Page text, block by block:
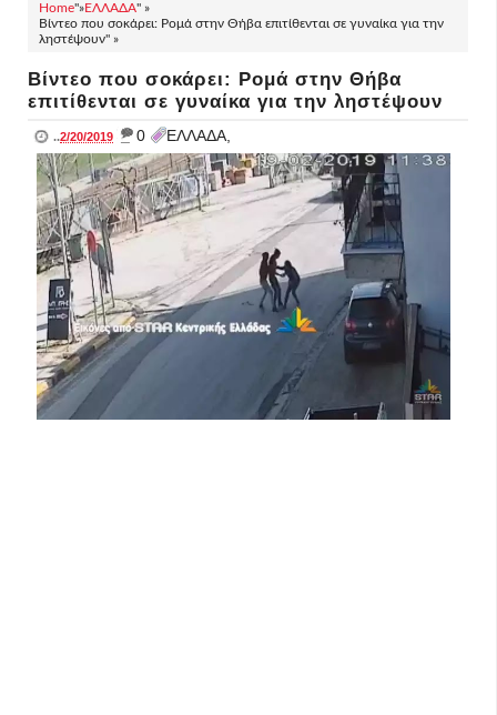
Home"»ΕΛΛΑΔΑ" »
Βίντεο που σοκάρει: Ρομά στην Θήβα επιτίθενται σε γυναίκα για την
ληστέψουν" »
Βίντεο που σοκάρει: Ρομά στην Θήβα
επιτίθενται σε γυναίκα για την ληστέψουν
..2/20/2019 _ 0 ΕΛΛΑΔΑ,